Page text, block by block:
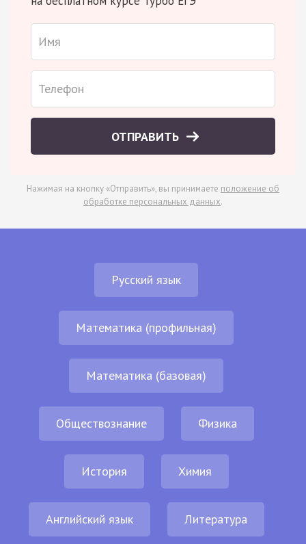
ОТПРАВИТЬ
Нажимая на кнопку «Отправить», вы принимаете положение об
обработке персональных данных.
Русский язык
Математика (профильная)
Математика (базовая)
Обществознание Физика
История Химия
Английский язык Литература